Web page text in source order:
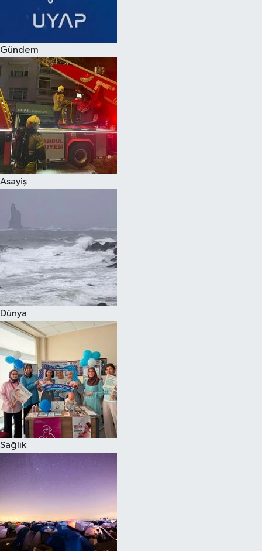
Gündem
Asayiş
Dünya
Sağlık
Spor
Burç Yorumları
Çocuk
Eğitim
Hava Durumu
Kadın
Kültür Sanat
Sağlık
Siyaset
Teknoloji
Televizyon
Yaşam-Çevre